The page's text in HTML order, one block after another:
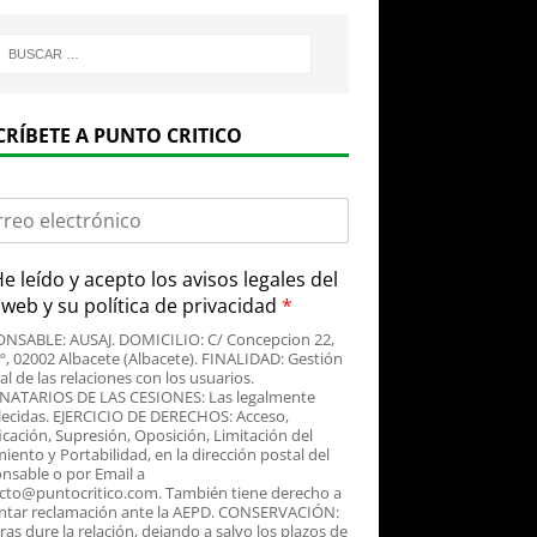
A PUNTO CRITICO
leído y acepto los avisos legales del
y su política de privacidad *
AUSAJ. DOMICILIO: C/ Concepcion 22,
02002 Albacete (Albacete). FINALIDAD: Gestión
de las relaciones con los usuarios.
DE LAS CESIONES: Las legalmente
EJERCICIO DE DERECHOS: Acceso,
Supresión, Oposición, Limitación del
y Portabilidad, en la dirección postal del
o por Email a
También tiene derecho a
reclamación ante la AEPD. CONSERVACIÓN:
dure la relación, dejando a salvo los plazos de